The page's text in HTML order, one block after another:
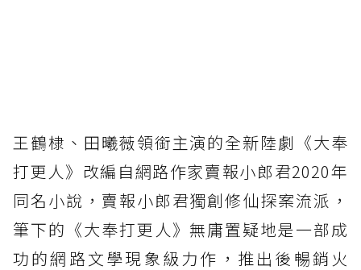
王鶴棣、田曦薇領銜主演的全新陸劇《大奉
打更人》改編自網路作家賣報小郎君2020年
同名小說，賣報小郎君獨創修仙探案流派，
筆下的《大奉打更人》無庸置疑地是一部成
功的網路文學現象級力作，推出後暢銷火